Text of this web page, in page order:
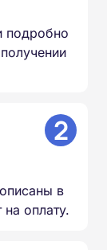
подробно
2
в
оплату.